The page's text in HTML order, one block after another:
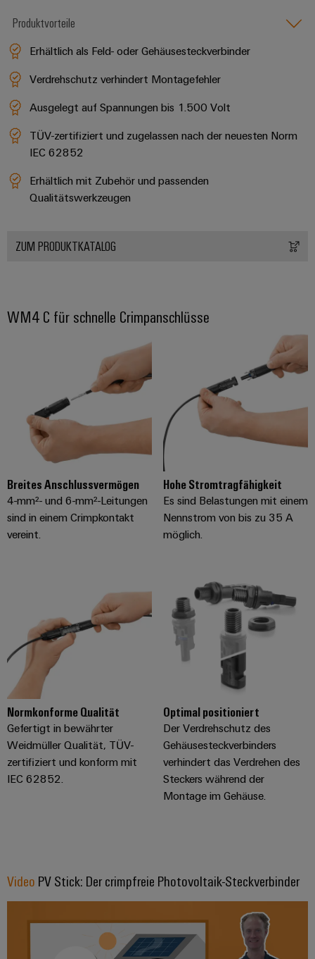
Produktvorteile
Erhältlich als Feld- oder Gehäusesteckverbinder
Verdrehschutz verhindert Montagefehler
Ausgelegt auf Spannungen bis 1.500 Volt
TÜV-zertifiziert und zugelassen nach der neuesten Norm
IEC 62852
Erhältlich mit Zubehör und passenden
Qualitätswerkzeugen
ZUM PRODUKTKATALOG
WM4 C für schnelle Crimpanschlüsse
Breites Anschlussvermögen
4-mm²- und 6-mm²-Leitungen
sind in einem Crimpkontakt
vereint.
Hohe Stromtragfähigkeit
Es sind Belastungen mit einem
Nennstrom von bis zu 35 A
möglich.
Normkonforme Qualität
Gefertigt in bewährter
Weidmüller Qualität, TÜV-
zertifiziert und konform mit
IEC 62852.
Optimal positioniert
Der Verdrehschutz des
Gehäusesteckverbinders
verhindert das Verdrehen des
Steckers während der
Montage im Gehäuse.
Video PV Stick: Der crimpfreie Photovoltaik-Steckverbinder